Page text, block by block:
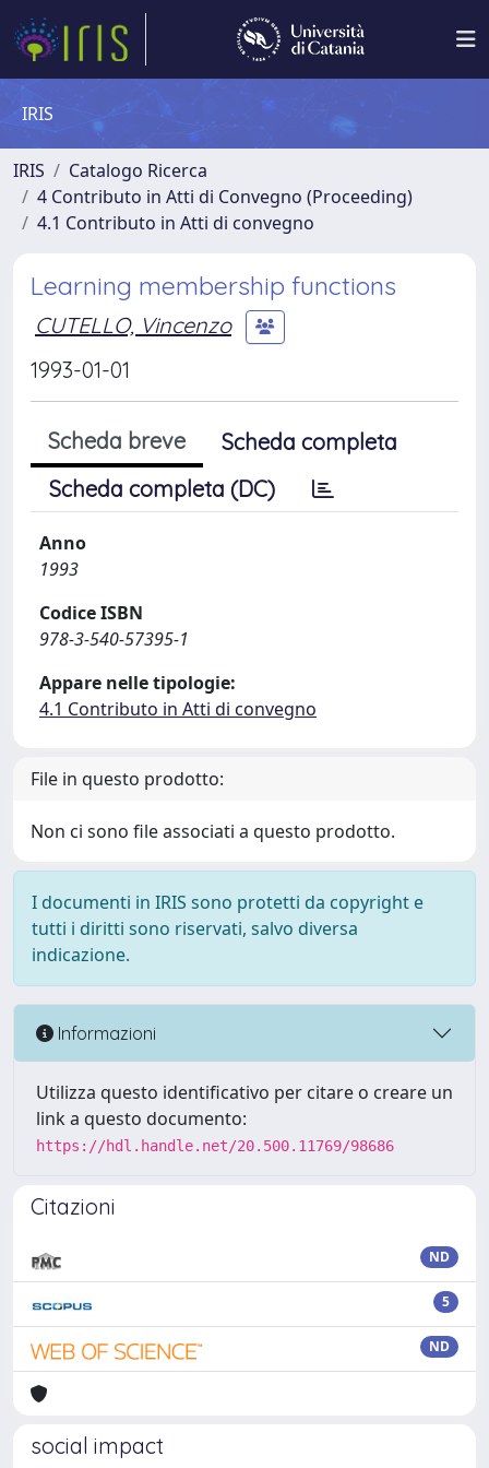
IRIS
IRIS
Catalogo Ricerca
4 Contributo in Atti di Convegno (Proceeding)
4.1 Contributo in Atti di convegno
Learning membership functions
CUTELLO, Vincenzo
1993-01-01
Scheda breve
Scheda completa
Scheda completa (DC)
Anno
1993
Codice ISBN
978-3-540-57395-1
Appare nelle tipologie:
4.1 Contributo in Atti di convegno
File in questo prodotto:
Non ci sono file associati a questo prodotto.
I documenti in IRIS sono protetti da copyright e
tutti i diritti sono riservati, salvo diversa
indicazione.
Informazioni
Utilizza questo identificativo per citare o creare un
link a questo documento:
https://hdl.handle.net/20.500.11769/98686
Citazioni
ND
5
ND
social impact